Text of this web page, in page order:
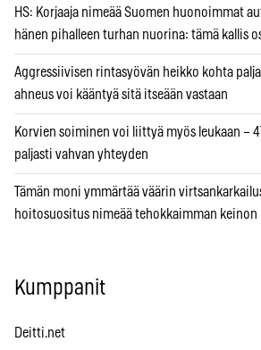
HS: Korjaaja nimeää Suomen huonoimmat
hänen pihalleen turhan nuorina: tämä kallis
Aggressiivisen rintasyövän heikko kohta
ahneus voi kääntyä sitä itseään vastaan
Korvien soiminen voi liittyä myös leukaan –
paljasti vahvan yhteyden
Tämän moni ymmärtää väärin
hoitosuositus nimeää tehokkaimman keinon
Kumppanit
Deitti.net